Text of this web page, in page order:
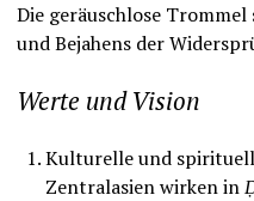
Die geräuschlose
und Bejahens der
Werte und Vision
Kulturelle und
Zentralasien wirken in